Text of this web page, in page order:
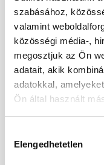
szabásához,
valamint
közösségi média-,
megosztjuk az Ön
adatait, akik
adatokkal,
Ön által használt
kiválasztása
Elengedhetetlen
2026. január
2025. december
2025. november
2025. október
2025. szeptember
2025. május